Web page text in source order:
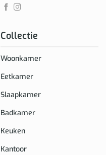
Collectie
Woonkamer
Eetkamer
Slaapkamer
Badkamer
Keuken
Kantoor